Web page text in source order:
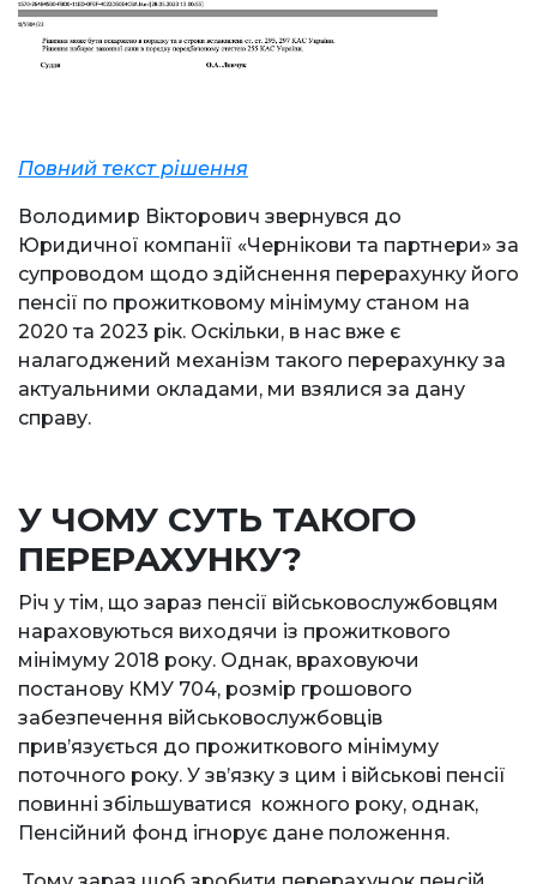
Повний текст рішення
Володимир Вікторович звернувся до
Юридичної компанії «Чернікови та партнери» за
супроводом щодо здійснення перерахунку його
пенсії по прожитковому мінімуму станом на
2020 та 2023 рік. Оскільки, в нас вже є
налагоджений механізм такого перерахунку за
актуальними окладами, ми взялися за дану
справу.
У ЧОМУ СУТЬ ТАКОГО
ПЕРЕРАХУНКУ?
Річ у тім, що зараз пенсії військовослужбовцям
нараховуються виходячи із прожиткового
мінімуму 2018 року. Однак, враховуючи
постанову КМУ 704, розмір грошового
забезпечення військовослужбовців
прив’язується до прожиткового мінімуму
поточного року. У зв’язку з цим і військові пенсії
повинні збільшуватися кожного року, однак,
Пенсійний фонд ігнорує дане положення.